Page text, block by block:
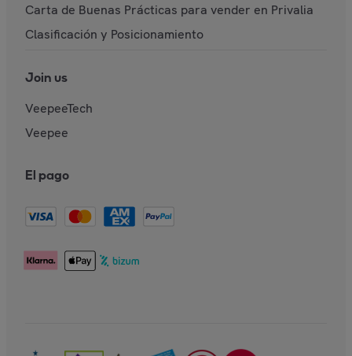
Carta de Buenas Prácticas para vender en Privalia
Clasificación y Posicionamiento
Join us
VeepeeTech
Veepee
El pago